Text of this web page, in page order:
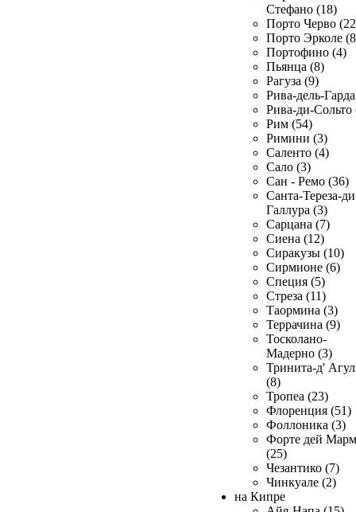
Стефано (18)
Порто Черво
Порто Эрколе
Портофино (4)
Пьянца (8)
Рагуза (9)
Рива-дель-
Рива-ди-Сольто
Рим (54)
Римини (3)
Саленто (4)
Сало (3)
Сан - Ремо (36)
Санта-Тереза-
Галлура (3)
Сарцана (7)
Сиена (12)
Сиракузы (10)
Сирмионе (6)
Специя (5)
Стреза (11)
Таормина (3)
Террачина (9)
Тосколано-
Мадерно (3)
Тринита-д'
(8)
Тропеа (23)
Флоренция (51)
Фоллоника (3)
Форте дей
(25)
Чезантико (7)
Чинкуале (2)
на Кипре